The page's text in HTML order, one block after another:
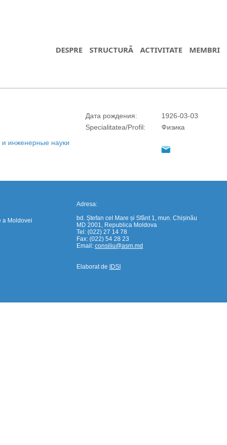
DESPRE STRUCTURĂ ACTIVITATE MEMBRI
Дата рождения:
Specialitatea/Profil:
1926-03-03
Физика
инженерные науки
a Moldovei
Adresa:
bd. Ștefan cel Mare și Sfânt 1, mun. Chișinău
MD 2001, Republica Moldova
Tel: (022) 27 14 78
Fax: (022) 54 28 23
Email: consiliu@asm.md
Elaborat de IDSI
https://propletenie.ru/